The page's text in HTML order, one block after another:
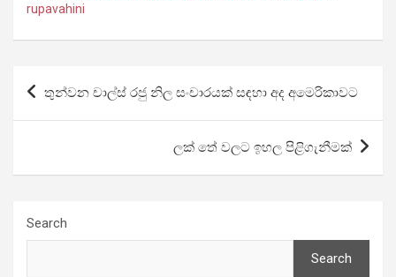
rupavahini
Post
navigation
තුන්වන චාල්ස් රජු නිල සංචාරයක් සඳහා අද අමෙරිකාවට
ලක් තේ වලට ඉහල පිළිගැනීමක්
Search
Search